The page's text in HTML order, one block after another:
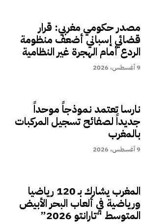
مصدر حكومي مغربي: قرار
قضائي إسباني أضعف منظومة
الردع أمام الهجرة غير النظامية
9 أغسطس، 2026
نارسا تعتمد نموذجاً موحداً
جديداً لصفائح تسجيل المركبات
بالمغرب
9 أغسطس، 2026
المغرب يشارك بـ 120 رياضيا
ورياضية في ألعاب البحر الأبيض
المتوسط “تارانتو 2026”